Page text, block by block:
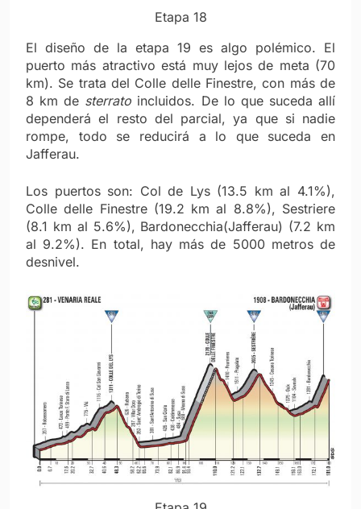
Etapa 18
El diseño de la etapa 19 es algo polémico. El
puerto más atractivo está muy lejos de meta (70
km). Se trata del Colle delle Finestre, con más de
8 km de sterrato incluidos. De lo que suceda allí
dependerá el resto del parcial, ya que si nadie
rompe, todo se reducirá a lo que suceda en
Jafferau.
Los puertos son: Col de Lys (13.5 km al 4.1%),
Colle delle Finestre (19.2 km al 8.8%), Sestriere
(8.1 km al 5.6%), Bardonecchia(Jafferau) (7.2 km
al 9.2%). En total, hay más de 5000 metros de
desnivel.